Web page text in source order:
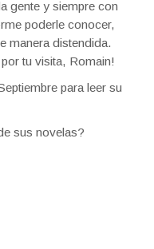
gente y siempre con
poderle conocer,
manera distendida.
tu visita, Romain!
para leer su
sus novelas?